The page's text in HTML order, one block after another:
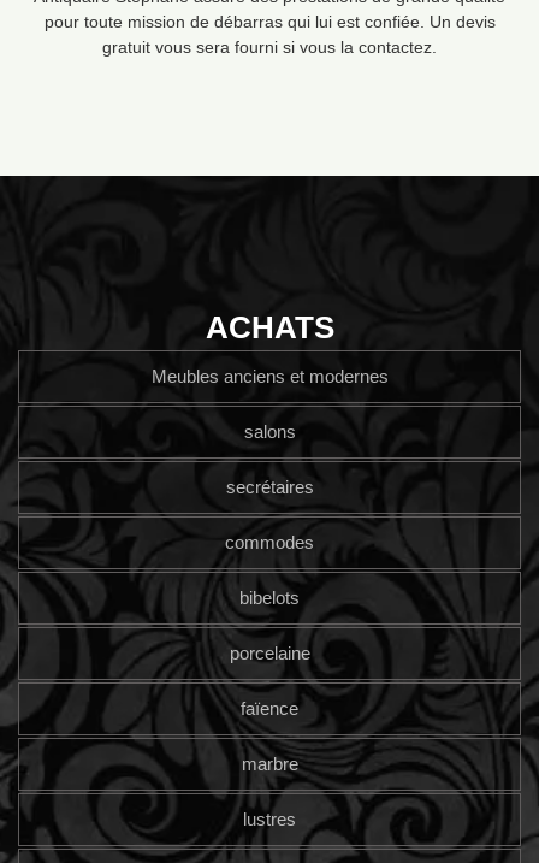
pour toute mission de débarras qui lui est confiée. Un devis
gratuit vous sera fourni si vous la contactez.
ACHATS
Meubles anciens et modernes
salons
secrétaires
commodes
bibelots
porcelaine
faïence
marbre
lustres